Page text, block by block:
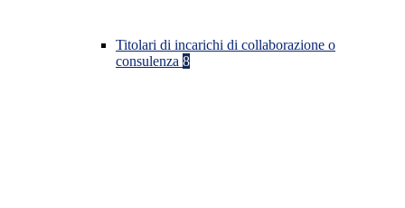
Titolari di incarichi di collaborazione o
consulenza 8